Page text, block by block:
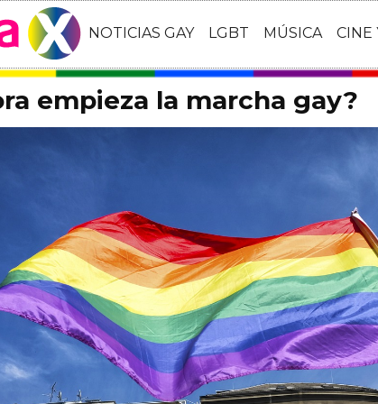
NOTICIAS GAY LGBT MÚSICA CINE
empieza la marcha gay?